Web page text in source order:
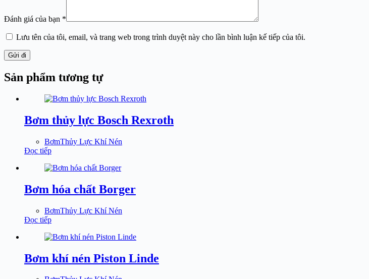
Đánh giá của bạn *
Lưu tên của tôi, email, và trang web trong trình duyệt này cho lần bình luận kế tiếp của tôi.
Gửi đi
Sản phẩm tương tự
Bơm thủy lực Bosch Rexroth
BơmThủy Lực Khí Nén
Đọc tiếp
Bơm hóa chất Borger
BơmThủy Lực Khí Nén
Đọc tiếp
Bơm khí nén Piston Linde